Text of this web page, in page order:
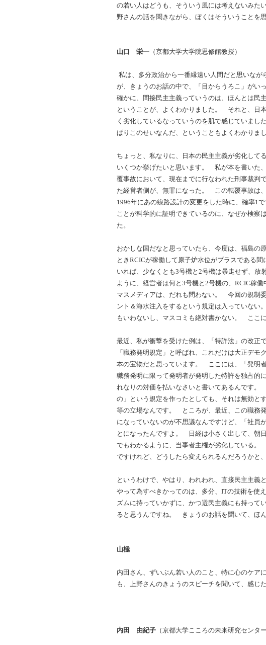
の若い人はどうも、そういう風には考えないみ
野さんの話を聞きながら、ぼくはそういうこと
山口 栄一 （京都大学大学院思修館教授）
私は、多分政治から一番縁遠い人間だと思いなが
が、きょうのお話の中で、「目からうろこ」がい
確かに、間接民主主義っていうのは、ほんとは民
ということが、よくわかりました。 それと、日
く劣化しているなっていうのを肌で感じていまし
ぱりこのせいなんだ、ということもよくわかりま
ちょっと、私なりに、日本の民主主義が劣化して
いくつか挙げたいと思います。 私が本を書いた
覆事故において、現在までに行なわれた刑事裁判
た経営者側が、無罪になった。 この転覆事故は
1996年にあの線路設計の変更をした時に、確率1
ことが科学的に証明できているのに、なぜか検察
た。
おかしな国だなと思っていたら、今度は、福島
ときRCICが稼働して原子炉水位がプラスである
いれば、少なくとも3号機と2号機は暴走せず、
ように、経営者は何と3号機と2号機の、RCIC稼
マスメディアは、だれも問わない。 今回の規制
ント＆海水注入をするという規定は入っていな
もいわないし、マスコミも絶対書かない。 ここ
最近、私が衝撃を受けた例は、「特許法」の改
「職務発明規定」と呼ばれ、これだけは大正デ
本の宝物だと思っています。 ここには、「発明
職務発明に限って発明者が発明した特許を独占的
れなりの対価を払いなさいと書いてあるんです
の」という規定を作ったとしても、それは無効
等の立場なんです。 ところが、最近、この職務
になっていないのが不思議なんですけど、「社員
とになったんですよ。 日経は小さく出して、朝
でもわかるように、当事者主権が劣化している
ですけれど、どうしたら変えられるんだろうかと
というわけで、やはり、われわれ、直接民主主
やって為すべきかってのは、多分、ITの技術を使
ズムに持っていかずに、かつ選民主義にも持って
ると思うんですね。 きょうのお話を聞いて、ほ
山極
内田さん、ずいぶん若い人のこと、特に心のケア
も、上野さんのきょうのスピーチを聞いて、感じ
内田 由紀子 （京都大学こころの未来研究センタ